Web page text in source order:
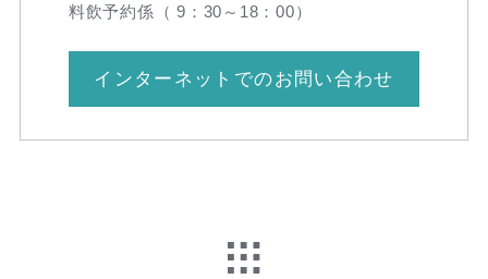
料飲予約係（ 9：30～18：00）
インターネットでのお問い合わせ